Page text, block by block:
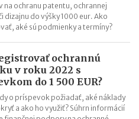
na ochranu patentu, ochrannej
dizajnu do výšky 1000 eur. Ako
aké sú podmienky a termíny?
ochrannú
v roku 2022 s
do 1 500 EUR?
o príspevok požiadať, aké náklady
a ako ho využiť? Súhrn informácií